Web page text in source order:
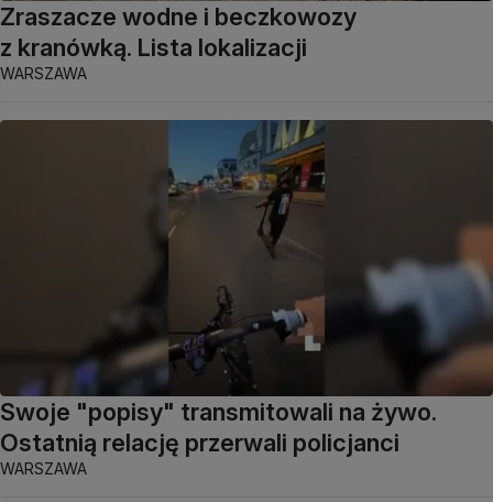
Zraszacze wodne i beczkowozy
z kranówką. Lista lokalizacji
WARSZAWA
Swoje "popisy" transmitowali na żywo.
Ostatnią relację przerwali policjanci
WARSZAWA